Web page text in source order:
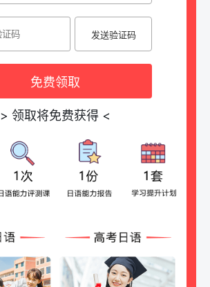
发送验证码
免费领取
> 领取将免费获得 <